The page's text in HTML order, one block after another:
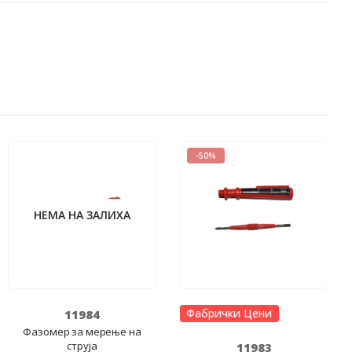
НЕМА НА ЗАЛИХА
11984
Фазомер за мерење на
струја
-50%
Фабрички Цени
11983